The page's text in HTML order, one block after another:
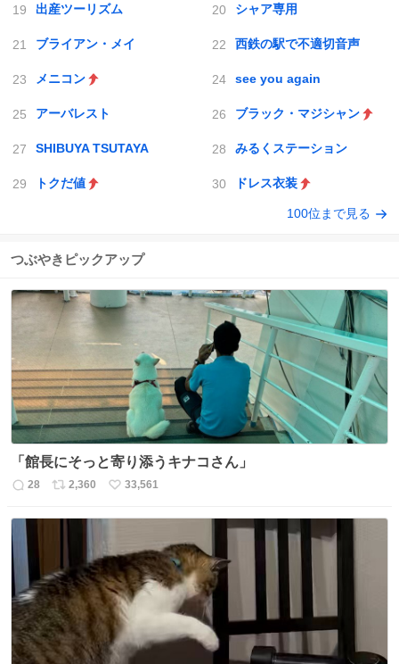
出産ツーリズム シャア専用
ブライアン・メイ 西鉄の駅で不適切音声
メニコン see you again
アーバレスト ブラック・マジシャン
SHIBUYA TSUTAYA みるくステーション
トクだ値 ドレス衣装
100位まで見る
つぶやきピックアップ
「館長にそっと寄り添うキナコさん」
返
数
28
リ
数
2,360
い
33,561